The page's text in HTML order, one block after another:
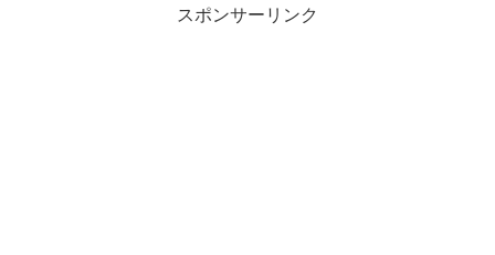
スポンサーリンク